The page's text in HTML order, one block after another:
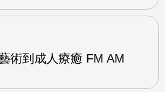
術到成人療癒 FM AM